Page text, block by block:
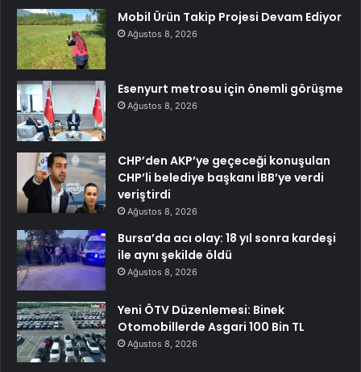
Mobil Ürün Takip Projesi Devam Ediyor
Ağustos 8, 2026
Esenyurt metrosu için önemli görüşme
Ağustos 8, 2026
CHP’den AKP’ye geçeceği konuşulan
CHP’li belediye başkanı İBB’ye verdi
veriştirdi
Ağustos 8, 2026
Bursa’da acı olay: 18 yıl sonra kardeşi
ile aynı şekilde öldü
Ağustos 8, 2026
Yeni ÖTV Düzenlemesi: Binek
Otomobillerde Asgari 100 Bin TL
Ağustos 8, 2026